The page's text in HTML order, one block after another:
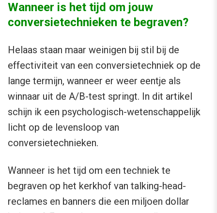
Wanneer is het tijd om jouw
conversietechnieken te begraven?
Helaas staan maar weinigen bij stil bij de
effectiviteit van een conversietechniek op de
lange termijn, wanneer er weer eentje als
winnaar uit de A/B-test springt. In dit artikel
schijn ik een psychologisch-wetenschappelijk
licht op de levensloop van
conversietechnieken.
Wanneer is het tijd om een techniek te
begraven op het kerkhof van talking-head-
reclames en banners die een miljoen dollar